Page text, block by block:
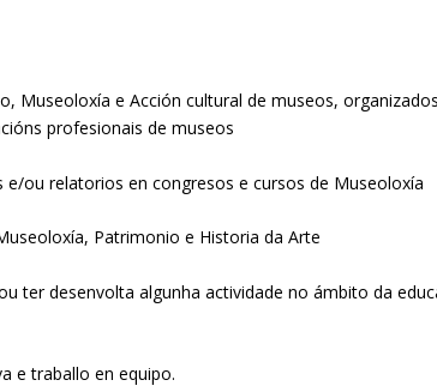
Museoloxía e Acción cultural de museos,
profesionais de museos
e/ou relatorios en congresos e cursos de Museoloxía
Patrimonio e Historia da Arte
ter desenvolta algunha actividade no ámbito da
e traballo en equipo.